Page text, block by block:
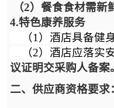
（2）餐食食材需
4.特色康养服务
（1）酒店具备健
（2）酒店应落实
议证明交采购人备案
二、供应商资格要求